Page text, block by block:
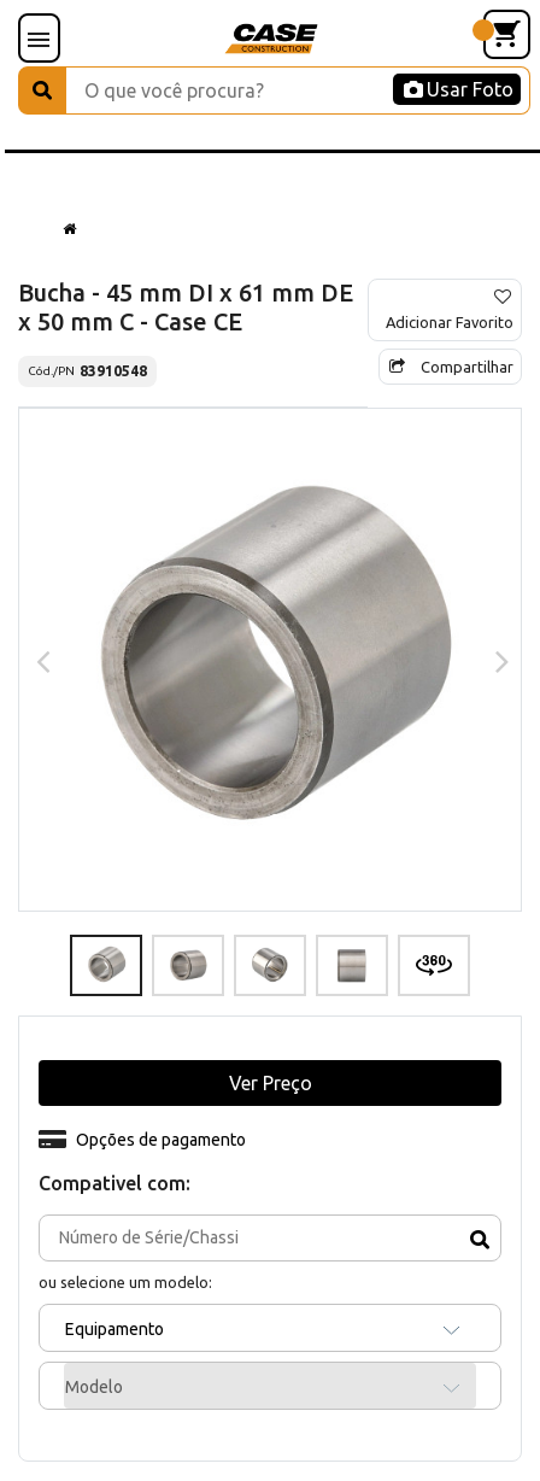
Usar Foto
Bucha - 45 mm DI x 61 mm DE
x 50 mm C - Case CE
Cód./PN 83910548
Adicionar Favorito
Compartilhar
Compativel com:
ou selecione um modelo:
Equipamento
Modelo
Opções de pagamento
Ver Preço